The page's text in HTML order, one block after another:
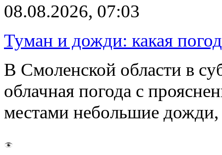
08.08.2026, 07:03
Туман и дожди: какая
В Смоленской области в
облачная погода с
местами небольшие